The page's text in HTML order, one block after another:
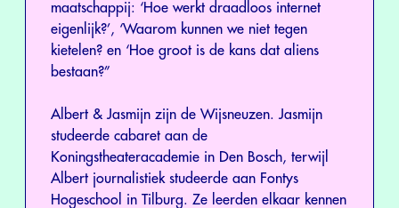
maatschappij: ‘Hoe werkt draadloos internet
eigenlijk?’, ‘Waarom kunnen we niet tegen
kietelen? en ‘Hoe groot is de kans dat aliens
bestaan?”
Albert & Jasmijn zijn de Wijsneuzen. Jasmijn
studeerde cabaret aan de
Koningstheateracademie in Den Bosch, terwijl
Albert journalistiek studeerde aan Fontys
Hogeschool in Tilburg. Ze leerden elkaar kennen